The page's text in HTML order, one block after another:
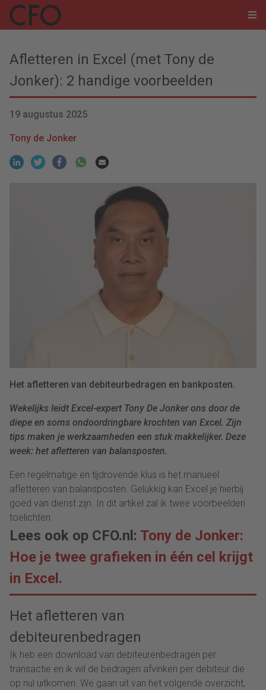
Afletteren in Excel (met Tony de
Jonker): 2 handige voorbeelden
19 augustus 2025
Tony de Jonker
Het afletteren van debiteurbedragen en bankposten.
Wekelijks leidt Excel-expert Tony De Jonker ons door de
diepe en soms ondoordringbare krochten van Excel. Zijn
tips maken je werkzaamheden een stuk makkelijker. Deze
week: het afletteren van balansposten.
Een regelmatige en tijdrovende klus is het manueel
afletteren van balansposten. Gelukkig kan Excel je hierbij
goed van dienst zijn. In dit artikel zal ik twee voorbeelden
toelichten.
Lees ook op CFO.nl: Tony de Jonker:
Hoe je twee grafieken in één cel krijgt
in Excel.
Het afletteren van
debiteurenbedragen
Ik heb een download van debiteurenbedragen per
transactie en ik wil de bedragen afvinken per debiteur die
op nul uitkomen. We gaan uit van het volgende overzicht,